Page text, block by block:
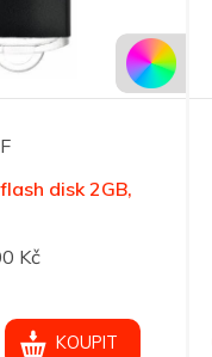
disk 2GB,
Kč
KOUPIT